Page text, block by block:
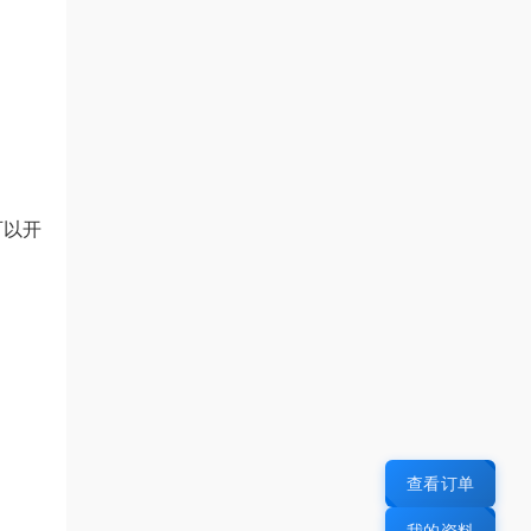
开
查看订单